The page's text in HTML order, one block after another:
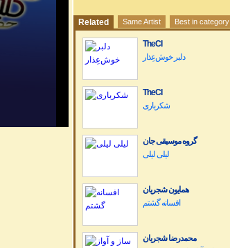
Related Same Artist Best in category
TheCI
دلبر خوش‌عِذار
TheCI
شکرباری
گروه موسیقی جان
لیلی لیلی
همایون شجریان
افسانه گشتم
محمدرضا شجریان